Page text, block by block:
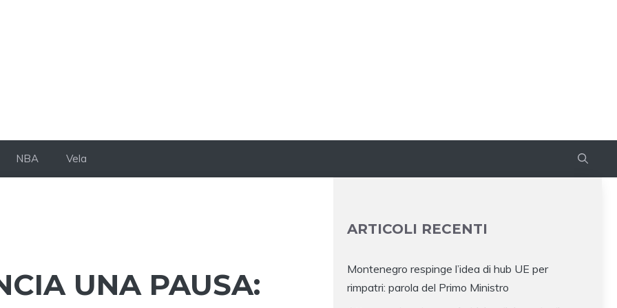
NBA Vela
UNA PAUSA:
ARTICOLI RECENTI
Montenegro respinge l’idea di hub UE per
rimpatri: parola del Primo Ministro